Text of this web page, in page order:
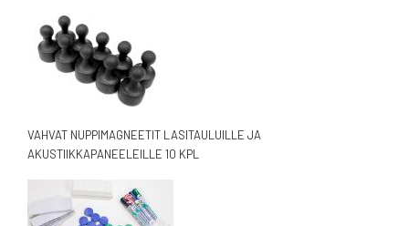
VAHVAT NUPPIMAGNEETIT LASITAULUILLE JA
AKUSTIIKKAPANEELEILLE 10 KPL